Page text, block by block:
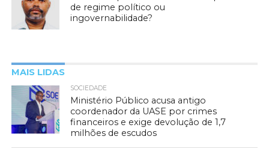
de regime político ou
ingovernabilidade?
MAIS LIDAS
SOCIEDADE
Ministério Público acusa antigo
coordenador da UASE por crimes
financeiros e exige devolução de 1,7
milhões de escudos